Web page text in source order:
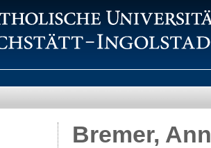
Bremer,